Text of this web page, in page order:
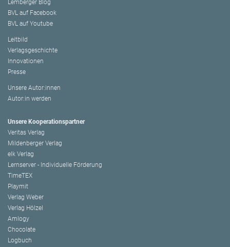
Lemberger Blog
BVL auf Facebook
BVL auf Youtube
Leitbild
Verlagsgeschichte
Innovationen
Presse
Unsere Autor:innen
Autor:in werden
Unsere Kooperationspartner
Veritas Verlag
Mildenberger Verlag
elk Verlag
Lernserver - Individuelle Förderung
TimeTEX
Playmit
Verlag Weber
Verlag Hölzel
Amlogy
Chocolate
Logbuch